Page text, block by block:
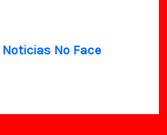
Noticias No Face